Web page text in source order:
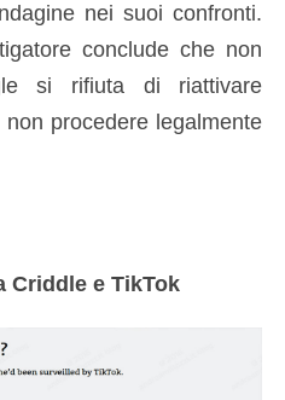
nei suoi confronti.
conclude che non
si rifiuta di riattivare
procedere legalmente
Criddle e TikTok